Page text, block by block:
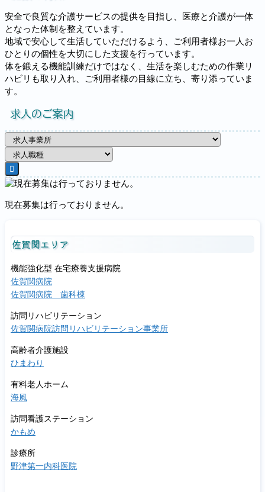
安全で良質な介護サービスの提供を目指し、医療と介護が一体
となった体制を整えています。
地域で安心して生活していただけるよう、ご利用者様お一人お
ひとりの個性を大切にした支援を行っています。
体を鍛える機能訓練だけではなく、生活を楽しむための作業リ
ハビリも取り入れ、ご利用者様の目線に立ち、寄り添っていま
す。
求人のご案内
現在募集は行っておりません。
佐賀関エリア
機能強化型 在宅療養支援病院
佐賀関病院
佐賀関病院 歯科棟
訪問リハビリテーション
佐賀関病院訪問リハビリテーション事業所
高齢者介護施設
ひまわり
有料老人ホーム
海風
訪問看護ステーション
かもめ
診療所
野津第一内科医院